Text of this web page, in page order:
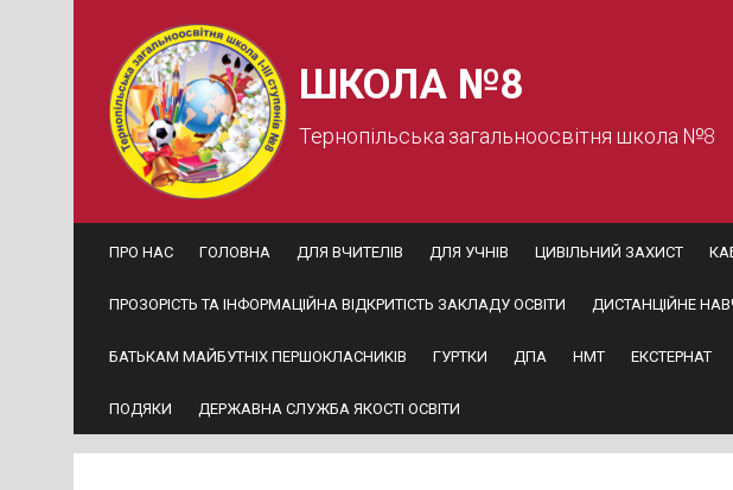
ШКОЛА №8
Тернопільська загальноосвітня школа №8
ПРО НАС ГОЛОВНА ДЛЯ ВЧИТЕЛІВ ДЛЯ УЧНІВ ЦИВІЛЬНИЙ ЗАХИСТ
ПРОЗОРІСТЬ ТА ІНФОРМАЦІЙНА ВІДКРИТІСТЬ ЗАКЛАДУ ОСВІТИ ДИСТАНЦІЙНЕ
БАТЬКАМ МАЙБУТНІХ ПЕРШОКЛАСНИКІВ ГУРТКИ ДПА НМТ ЕКСТЕРНАТ
ПОДЯКИ ДЕРЖАВНА СЛУЖБА ЯКОСТІ ОСВІТИ